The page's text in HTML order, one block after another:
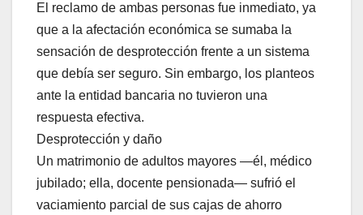
El reclamo de ambas personas fue inmediato, ya
que a la afectación económica se sumaba la
sensación de desprotección frente a un sistema
que debía ser seguro. Sin embargo, los planteos
ante la entidad bancaria no tuvieron una
respuesta efectiva.
Desprotección y daño
Un matrimonio de adultos mayores —él, médico
jubilado; ella, docente pensionada— sufrió el
vaciamiento parcial de sus cajas de ahorro